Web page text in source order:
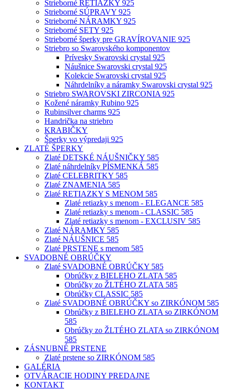
Strieborné RETIAZKY 925
Strieborné SÚPRAVY 925
Strieborné NÁRAMKY 925
Strieborné SETY 925
Strieborné šperky pre GRAVÍROVANIE 925
Striebro so Swarovského komponentov
Prívesky Swarovski crystal 925
Náušnice Swarovski crystal 925
Kolekcie Swarovski crystal 925
Náhrdelníky a náramky Swarovski crystal 925
Striebro SWAROVSKI ZIRCONIA 925
Kožené náramky Rubino 925
Rubinsilver charms 925
Handrička na striebro
KRABIČKY
Šperky vo výpredaji 925
ZLATÉ ŠPERKY
Zlaté DETSKÉ NÁUŠNIČKY 585
Zlaté náhrdelníky PÍSMENKÁ 585
Zlaté CELEBRITKY 585
Zlaté ZNAMENIA 585
Zlaté RETIAZKY S MENOM 585
Zlaté retiazky s menom - ELEGANCE 585
Zlaté retiazky s menom - CLASSIC 585
Zlaté retiazky s menom - EXCLUSIV 585
Zlaté NÁRAMKY 585
Zlaté NÁUŠNICE 585
Zlaté PRSTENE s menom 585
SVADOBNÉ OBRÚČKY
Zlaté SVADOBNÉ OBRÚČKY 585
Obrúčky z BIELEHO ZLATA 585
Obrúčky zo ŽLTÉHO ZLATA 585
Obrúčky CLASSIC 585
Zlaté SVADOBNÉ OBRÚČKY so ZIRKÓNOM 585
Obrúčky z BIELEHO ZLATA so ZIRKÓNOM
585
Obrúčky zo ŽLTÉHO ZLATA so ZIRKÓNOM
585
ZÁSNUBNÉ PRSTENE
Zlaté prstene so ZIRKÓNOM 585
GALÉRIA
OTVÁRACIE HODINY PREDAJNE
KONTAKT